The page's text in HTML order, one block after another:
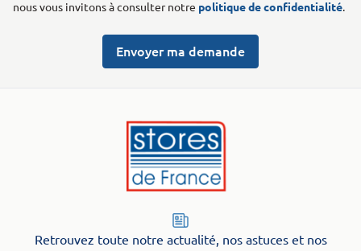
nous vous invitons à consulter notre politique de confidentialité.
Envoyer ma demande
Retrouvez toute notre actualité, nos astuces et nos